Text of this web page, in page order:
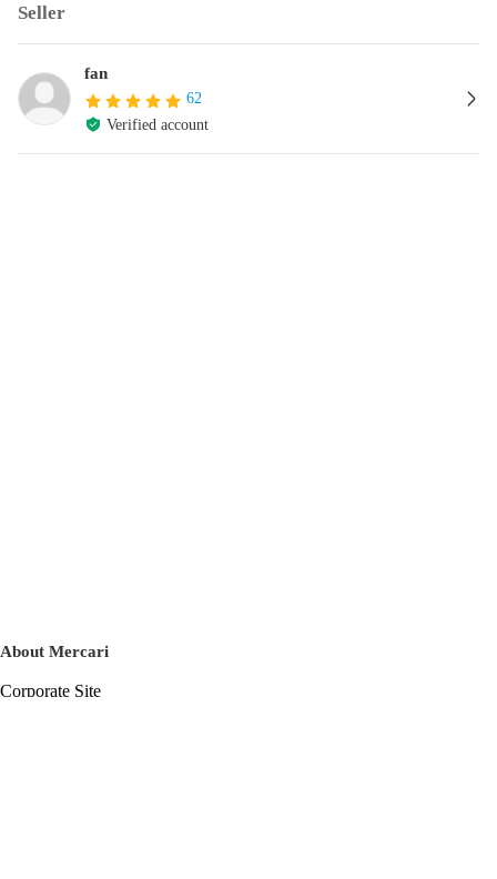
Seller
fan
62
Verified account
About Mercari
Corporate Site